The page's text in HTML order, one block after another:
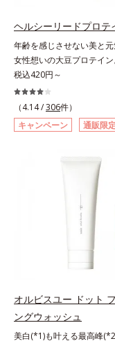
指します。無油分・無着色
不使用(*5)・パラベンフリ
のフリー処方で徹底的に肌
います。*1 乾燥と敏感をく
こと*2 敏感肌対象連用テス
（すべての方のお肌に合う
とではありません）*3 乾
アミノ酸（ポリグルタミン
＝乾燥を防ぎ、うるおい
へ導く保湿成分、植物由来
（エルゴチオネイン）配合
え、すこやかに保つ保湿
物由来アミノ酸（エクトイ
＝乱れた角層にうるおいを
荒れを防ぐ保湿成分*5 ウ
を除くLM＝さっぱり高保
高保湿タイプ（普通肌～超
ヘルシーリードプロテ
年齢を感じさせない美と
女性想いの大豆プロテイン
感じさせない美と元気を育
想いの大豆プロテインです
不足しがちなたんぱく質を
す。大人女性の食習慣に基
量を考え、更年世代の女性
ある脂質が少ないソイプ
（大豆由来の植物性たん
採用しました。吸収が穏や
持ちがいいのもポイントで
作る材料であるたんぱく
をメインに、美を引き出す
ン5,000mgも配合。さらに
支える鉄分やビタミン6種
美を総合的に支えます。甘
のカフェオレ味、濃厚な
味展開。プロテイン独特の
クセが少なく、水に溶け
税込420円～
（4.14 /306件）
キャンペーン
通販限定
オルビスユー ドット
ングウォッシュ
美白(*1)も叶える最高峰